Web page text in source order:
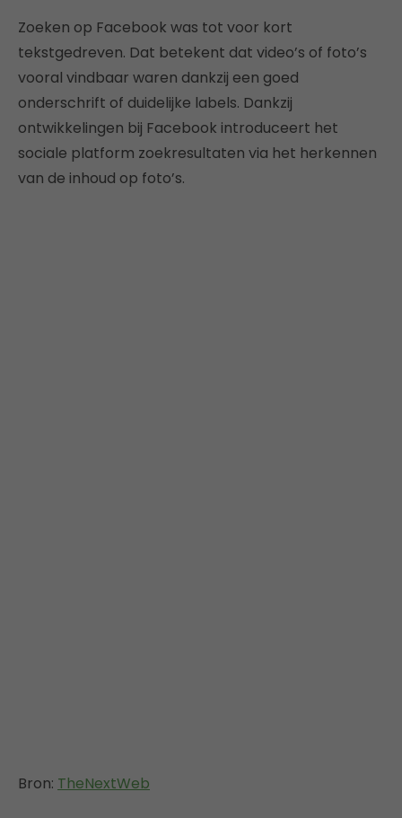
Zoeken op Facebook was tot voor kort
tekstgedreven. Dat betekent dat video’s of foto’s
vooral vindbaar waren dankzij een goed
onderschrift of duidelijke labels. Dankzij
ontwikkelingen bij Facebook introduceert het
sociale platform zoekresultaten via het herkennen
van de inhoud op foto’s.
Bron: TheNextWeb